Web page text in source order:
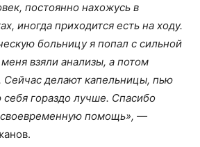
постоянно нахожусь в
иногда приходится есть на ходу.
больницу я попал с сильной
взяли анализы, а потом
Сейчас делают капельницы, пью
себя гораздо лучше. Спасибо
помощь», —